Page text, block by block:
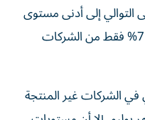
التوالي إلى أدنى مستوى
لها منذ شهر مارس، حيث توقعت 7% فقط من الشركات
الشركات غير المنتجة